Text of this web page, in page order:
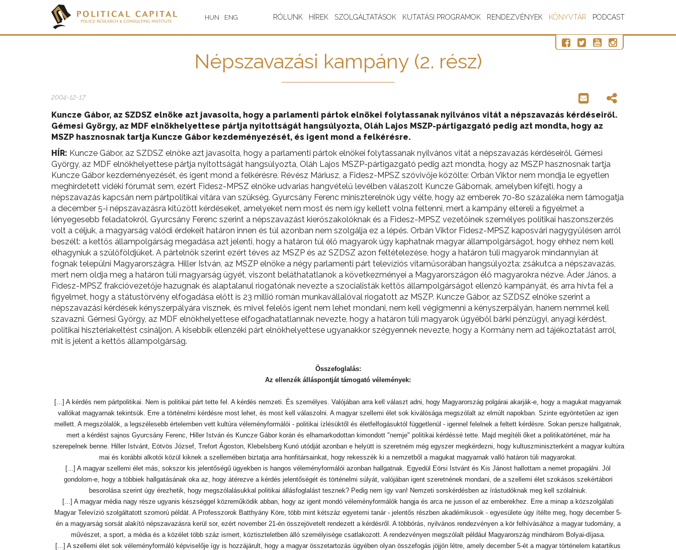
HUN ENG RÓLUNK HÍREK SZOLGÁLTATÁSOK KUTATÁSI PROGRAMOK RENDEZVÉNYEK KÖNYVTÁR PODCAST
Népszavazási kampány (2. rész)
2004-12-17
Kuncze Gábor, az SZDSZ elnöke azt javasolta, hogy a parlamenti pártok elnökei folytassanak nyilvános vitát a népszavazás kérdéseiről.
Gémesi György, az MDF elnökhelyettese pártja nyitottságát hangsúlyozta, Oláh Lajos MSZP-pártigazgató pedig azt mondta, hogy az
MSZP hasznosnak tartja Kuncze Gábor kezdeményezését, és igent mond a felkérésre.
HÍR: Kuncze Gábor, az SZDSZ elnöke azt javasolta, hogy a parlamenti pártok elnökei folytassanak nyilvános vitát a népszavazás kérdéseiről. Gémesi
György, az MDF elnökhelyettese pártja nyitottságát hangsúlyozta, Oláh Lajos MSZP-pártigazgató pedig azt mondta, hogy az MSZP hasznosnak tartja
Kuncze Gábor kezdeményezését, és igent mond a felkérésre. Révész Máriusz, a Fidesz-MPSZ szóvivője közölte: Orbán Viktor nem mondja le egyetlen
meghirdetett vidéki fórumát sem, ezért Fidesz-MPSZ elnöke udvarias hangvételű levélben válaszolt Kuncze Gábornak, amelyben kifejti, hogy a
népszavazás kapcsán nem pártpolitikai vitára van szükség. Gyurcsány Ferenc miniszterelnök úgy vélte, hogy az emberek 70-80 százaléka nem támogatja
a december 5-i népszavazásra kitűzött kérdéseket, amelyeket nem most és nem így kellett volna feltenni, mert a kampány eltereli a figyelmet a
lényegesebb feladatokról. Gyurcsány Ferenc szerint a népszavazást kierőszakolóknak és a Fidesz-MPSZ vezetőinek személyes politikai haszonszerzés
volt a céljuk, a magyarság valódi érdekeit határon innen és túl azonban nem szolgálja ez a lépés. Orbán Viktor Fidesz-MPSZ kaposvári nagygyűlésen arról
beszélt: a kettős állampolgárság megadása azt jelenti, hogy a határon túl élő magyarok úgy kaphatnak magyar állampolgárságot, hogy ehhez nem kell
elhagyniuk a szülőföldjüket. A pártelnök szerint ezért téves az MSZP és az SZDSZ azon feltételezése, hogy a határon túli magyarok mindannyian át
fognak települni Magyarországra. Hiller István, az MSZP elnöke a négy parlamenti párt televíziós vitaműsorában hangsúlyozta: zsákutca a népszavazás,
mert nem oldja meg a határon túli magyarság ügyét, viszont beláthatatlanok a következményei a Magyarországon élő magyarokra nézve. Áder János, a
Fidesz-MPSZ frakcióvezetője hazugnak és alaptalanul riogatónak nevezte a szocialisták kettős állampolgárságot ellenző kampányát, és arra hívta fel a
figyelmet, hogy a státustörvény elfogadása előtt is 23 millió román munkavállalóval riogatott az MSZP. Kuncze Gábor, az SZDSZ elnöke szerint a
népszavazási kérdések kényszerpályára visznek, és mivel felelős igent nem lehet mondani, nem kell végigmenni a kényszerpályán, hanem nemmel kell
szavazni. Gémesi György, az MDF elnökhelyettese elfogadhatatlannak nevezte, hogy a határon túli magyarok ügyéből bárki pénzügyi, anyagi kérdést,
politikai hisztériakeltést csináljon. A kisebbik ellenzéki párt elnökhelyettese ugyanakkor szégyennek nevezte, hogy a Kormány nem ad tájékoztatást arról,
mit is jelent a kettős állampolgárság.
Összefoglalás:
Az ellenzék álláspontját támogató vélemények:
[...] A kérdés nem pártpolitikai. Nem is politikai párt tette fel. A kérdés nemzeti. És személyes. Valójában arra kell választ adni, hogy Magyarország polgárai akarják-e, hogy a magukat magyarnak
vallókat magyarnak tekintsük. Erre a történelmi kérdésre most lehet, és most kell válaszolni. A magyar szellemi élet sok kiválósága megszólalt az elmúlt napokban. Szinte egyöntetűen az igen
mellett. A megszólalók, a legszélesebb értelemben vett kultúra véleményformálói - politikai ízlésüktől és életfelfogásuktól függetlenül - igennel felelnek a feltett kérdésre. Sokan persze hallgatnak,
mert a kérdést sajnos Gyurcsány Ferenc, Hiller István és Kuncze Gábor korán és elhamarkodottan kimondott "nemje" politikai kérdéssé tette. Majd megítéli őket a politikatörténet, már ha
szerepelnek benne. Hiller Istvánt, Eötvös József, Trefort Ágoston, Klebelsberg Kunó utódját azonban e helyütt is szeretném még egyszer megkérdezni, hogy kultuszminiszterként a magyar kultúra
mai és korábbi alkotói közül kiknek a szellemében biztatja arra honfitársainkat, hogy rekesszék ki a nemzetből a magukat magyarnak valló határon túli magyarokat.
[...] A magyar szellemi élet más, sokszor kis jelentőségű ügyekben is hangos véleményformálói azonban hallgatnak. Egyedül Eörsi Istvánt és Kis Jánost hallottam a nemet propagálni. Jól
gondolom-e, hogy a többiek hallgatásának oka az, hogy átérezve a kérdés jelentőségét és történelmi súlyát, valójában igent szeretnének mondani, de a szellemi élet szokásos szekértábori
besorolása szerint úgy érezhetik, hogy megszólalásukkal politikai állásfoglalást tesznek? Pedig nem így van! Nemzeti sorskérdésben az írástudóknak meg kell szólalniuk.
[...] A magyar média nagy része ugyanis készséggel közreműködik abban, hogy az igent mondó véleményformálók hangja és arca ne jusson el az emberekhez. Erre a minap a közszolgálati
Magyar Televízió szolgáltatott szomorú példát. A Professzorok Batthyány Köre, több mint kétszáz egyetemi tanár - jelentős részben akadémikusok - egyesülete úgy ítélte meg, hogy december 5-
én a magyarság sorsát alakító népszavazásra kerül sor, ezért november 21-én összejövetelt rendezett a kérdésről. A többórás, nyilvános rendezvényen a kör felhívásához a magyar tudomány, a
művészet, a sport, a média és a közélet több száz ismert, köztiszteletben álló személyisége csatlakozott. A rendezvényen megszólalt például Magyarország mindhárom Bolyai-díjasa.
[...] A szellemi élet sok véleményformáló képviselője így is hozzájárult, hogy a magyar összetartozás ügyében olyan összefogás jöjjön létre, amely december 5-ét a magyar történelem katartikus